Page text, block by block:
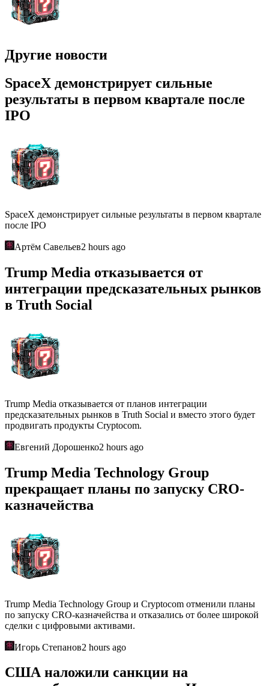
Другие новости
SpaceX демонстрирует сильные
результаты в первом квартале после
IPO
SpaceX демонстрирует сильные результаты в первом квартале
после IPO
Артём Савельев2 hours ago
Trump Media отказывается от
интеграции предсказательных рынков
в Truth Social
Trump Media отказывается от планов интеграции
предсказательных рынков в Truth Social и вместо этого будет
продвигать продукты Cryptocom.
Евгений Дорошенко2 hours ago
Trump Media Technology Group
прекращает планы по запуску CRO-
казначейства
Trump Media Technology Group и Cryptocom отменили планы
по запуску CRO-казначейства и отказались от более широкой
сделки с цифровыми активами.
Игорь Степанов2 hours ago
США наложили санкции на